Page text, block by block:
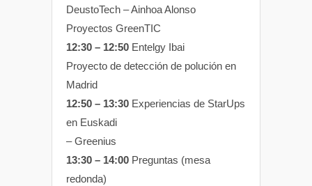
DeustoTech – Ainhoa Alonso
Proyectos GreenTIC
12:30 – 12:50 Entelgy Ibai
Proyecto de detección de polución en
Madrid
12:50 – 13:30 Experiencias de StarUps
en Euskadi
– Greenius
13:30 – 14:00 Preguntas (mesa
redonda)